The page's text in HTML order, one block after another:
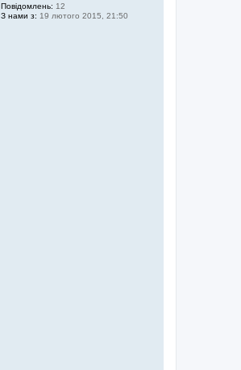
Повідомлень: 12
З нами з: 19 лютого 2015, 21:50